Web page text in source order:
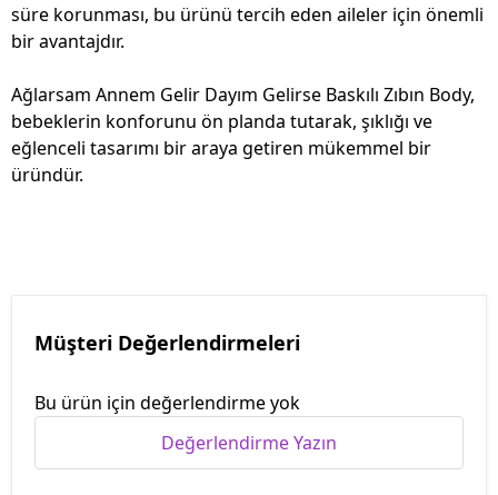
süre korunması, bu ürünü tercih eden aileler için önemli
bir avantajdır.
Ağlarsam Annem Gelir Dayım Gelirse Baskılı Zıbın Body,
bebeklerin konforunu ön planda tutarak, şıklığı ve
eğlenceli tasarımı bir araya getiren mükemmel bir
üründür.
Müşteri Değerlendirmeleri
Bu ürün için değerlendirme yok
Değerlendirme Yazın